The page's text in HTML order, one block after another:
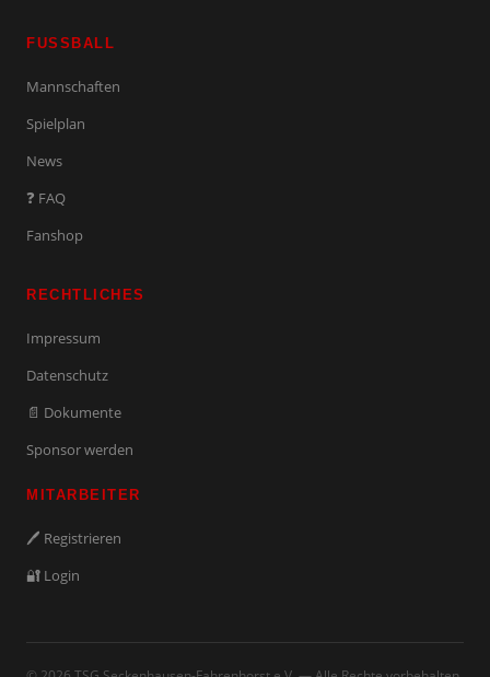
FUSSBALL
Mannschaften
Spielplan
News
❓ FAQ
Fanshop
RECHTLICHES
Impressum
Datenschutz
📄 Dokumente
Sponsor werden
MITARBEITER
🖊️ Registrieren
🔐 Login